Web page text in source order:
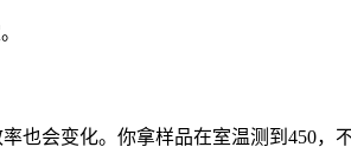
也会变化。你拿样品在室温测到450，